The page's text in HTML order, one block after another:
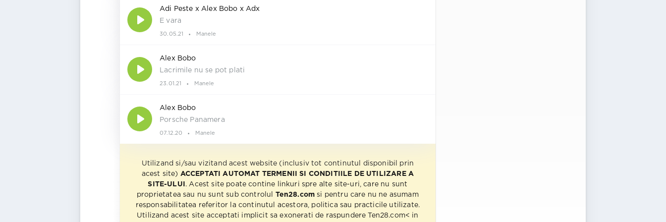
Adi Peste x Alex Bobo x Adx
E vara
30.05.21 Manele
Alex Bobo
Lacrimile nu se pot plati
23.01.21 Manele
Alex Bobo
Porsche Panamera
07.12.20 Manele
Utilizand si/sau vizitand acest website (inclusiv tot continutul disponibil prin
acest site) ACCEPTATI AUTOMAT TERMENII SI CONDITIILE DE UTILIZARE A
SITE-ULUI . Acest site poate contine linkuri spre alte site-uri, care nu sunt
proprietatea sau nu sunt sub controlul
Ten28.com si pentru care nu ne asumam
responsabilitatea referitor la continutul acestora, politica sau practicile utilizate.
Utilizand acest site acceptati implicit sa exonerati de raspundere Ten28.com< in